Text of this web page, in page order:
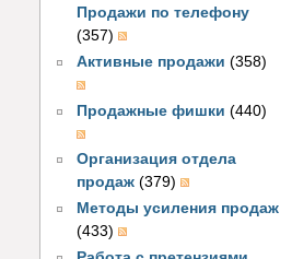
Продажи по телефону
(357)
Активные продажи (358)
Продажные фишки (440)
Организация отдела
продаж (379)
Методы усиления продаж
(433)